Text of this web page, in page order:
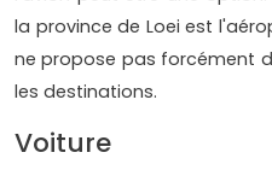
la province de Loei est
ne propose pas forcément
les destinations.
Voiture